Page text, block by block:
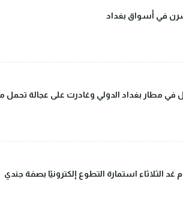
في أسواق بغداد
مطار بغداد الدولي وغادرت على عجالة تحمل
الثلاثاء استمارة التطوع إلكترونيًا بصفة جندي